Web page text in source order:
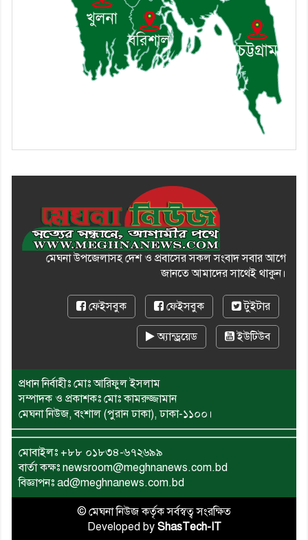
১০। জাতীয় নেতা ড. খন্দকার
মোশাররফ হোসেনের মূল্যায়ন কোথায়
এবং একটি বিশ্লেষণ
মেঘনা উপজেলাসহ দেশ ও প্রবাসের সকল সংবাদ সবার আগে
জানতে আমাদের সাথেই থাকুন।
ফেইসবুক ফেইসবুক টুইটার
অ্যান্ড্রয়েড ইউটিউব
প্রধান নির্বাহীঃ মোঃ আরিফুল ইসলাম
সম্পাদক ও প্রকাশকঃ মোঃ কামরুজ্জামান
মেঘনা নিউজ, বংশাল (পুরান ঢাকা), ঢাকা-১১০০।
মোবাইলঃ +৮৮ ০১৮৩৪-৬৭২৬৯৯
বার্তা কক্ষঃ newsroom@meghnanews.com.bd
বিজ্ঞাপনঃ ad@meghnanews.com.bd
© মেঘনা নিউজ কর্তৃক সর্বস্বত্ব সংরক্ষিত
Developed by ShasTech-IT